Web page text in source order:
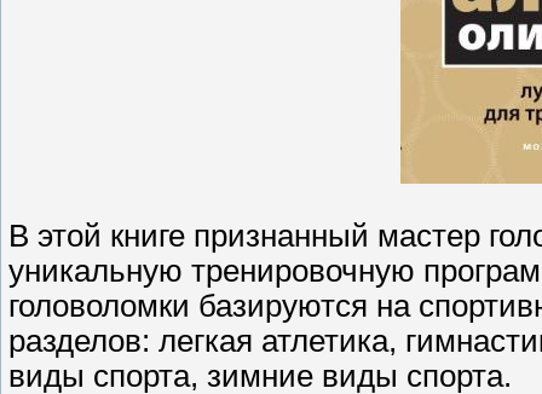
В этой книге признанный мастер
уникальную тренировочную
головоломки базируются на
разделов: легкая атлетика,
виды спорта, зимние виды спорта.